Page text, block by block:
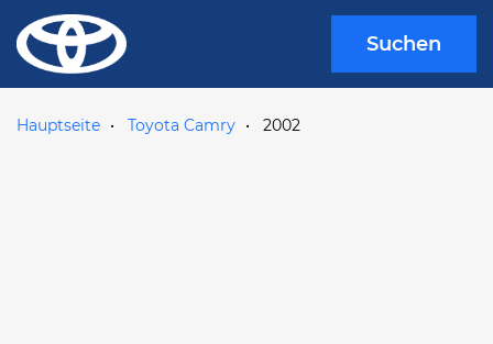
Suchen
Hauptseite Toyota Camry 2002